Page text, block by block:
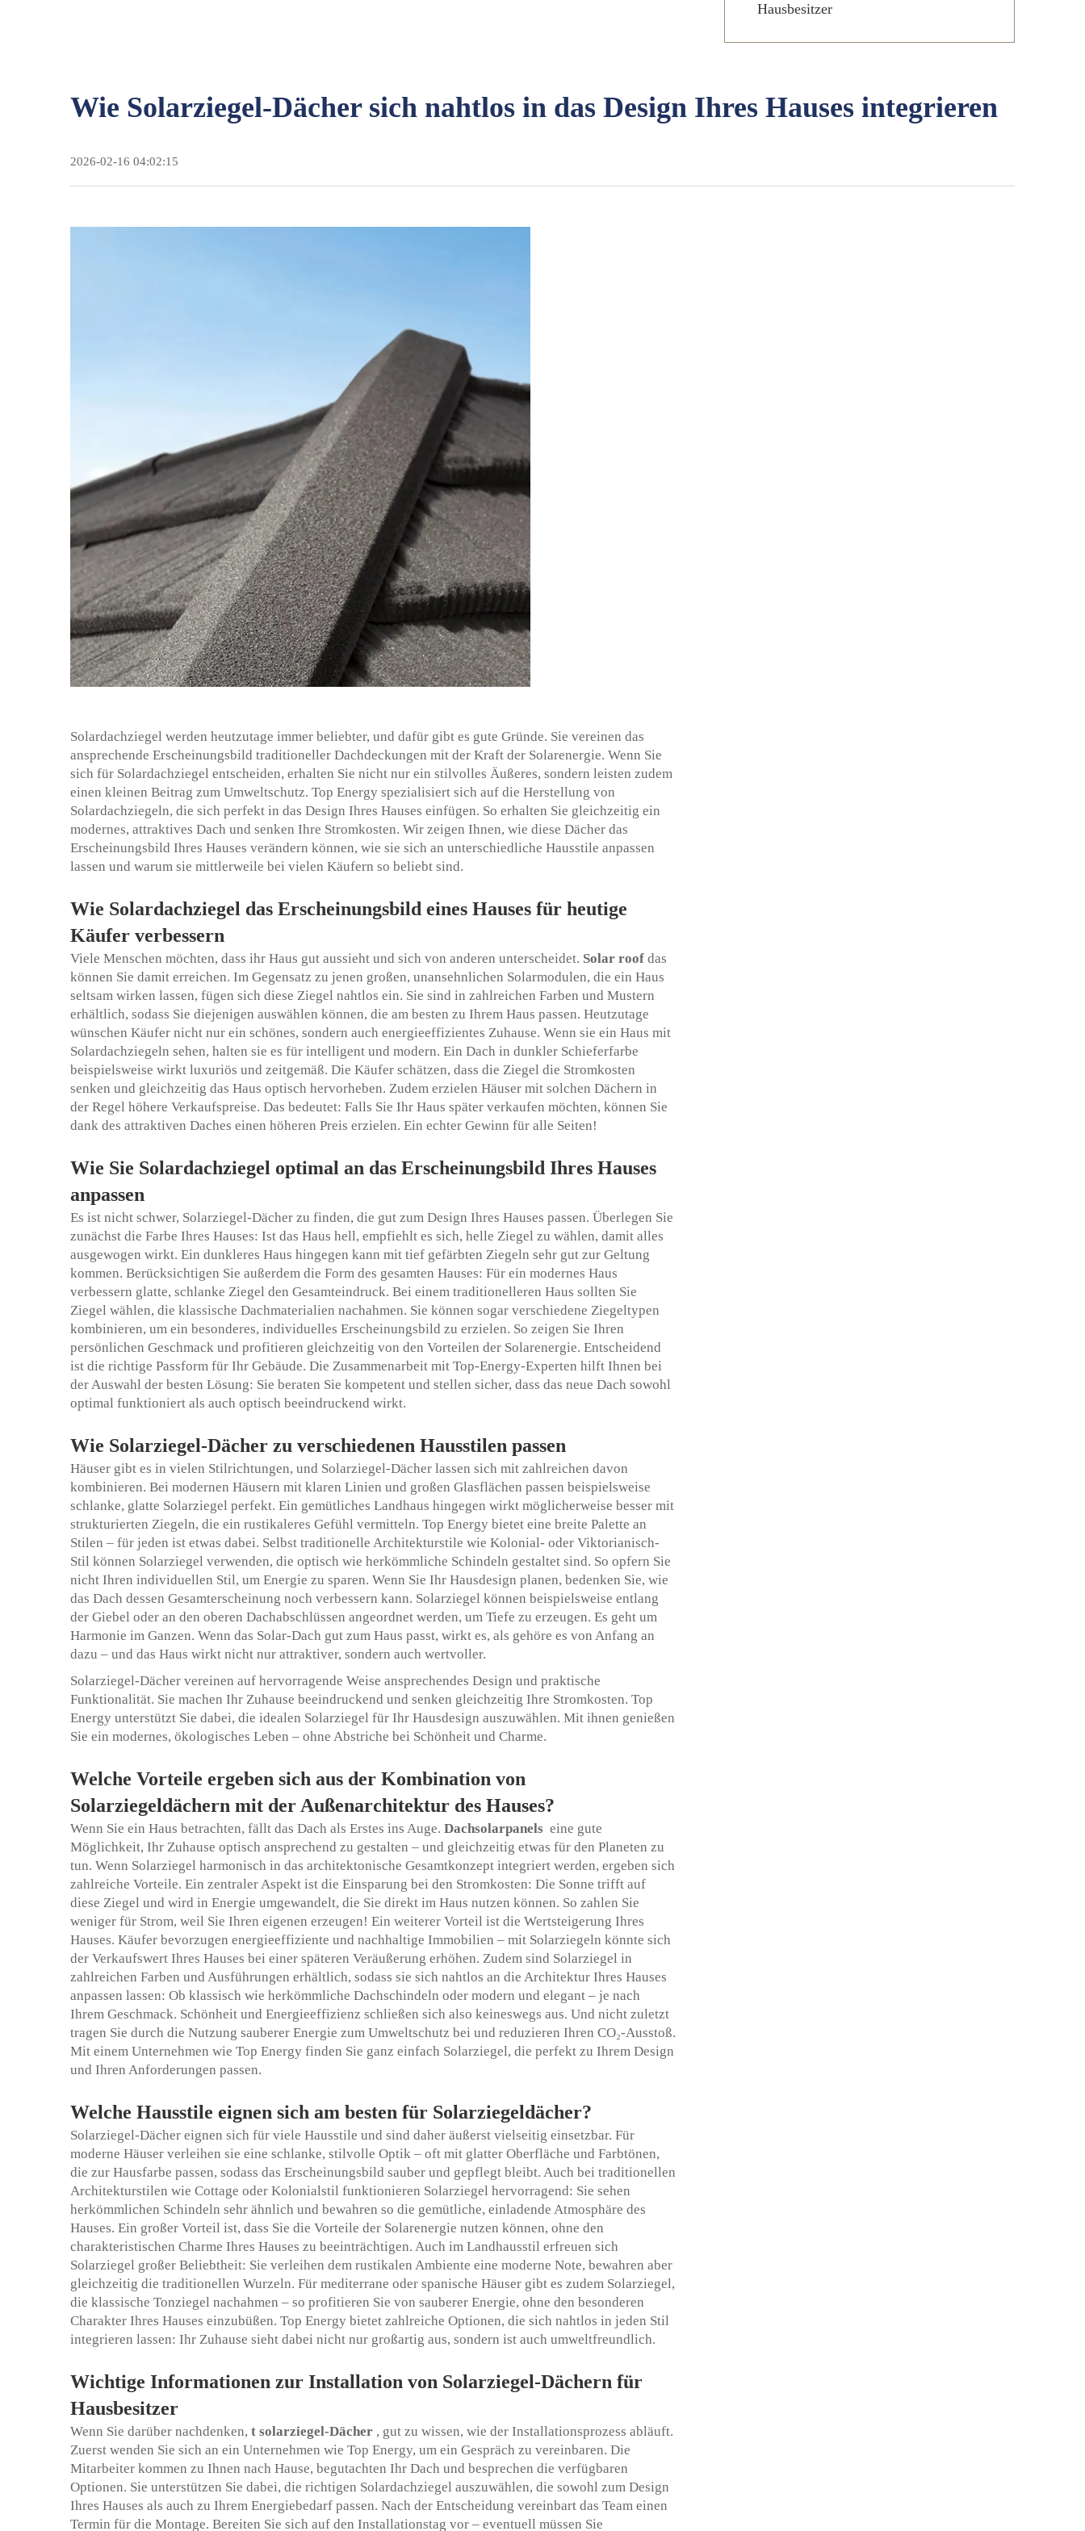
Wie Solarziegel-Dächer sich nahtlos in das Design Ihres Hauses integrieren
2026-02-16 04:02:15
Solardachziegel werden heutzutage immer beliebter, und dafür gibt es gute Gründe. Sie vereinen das
ansprechende Erscheinungsbild traditioneller Dachdeckungen mit der Kraft der Solarenergie. Wenn Sie
sich für Solardachziegel entscheiden, erhalten Sie nicht nur ein stilvolles Äußeres, sondern leisten zudem
einen kleinen Beitrag zum Umweltschutz. Top Energy spezialisiert sich auf die Herstellung von
Solardachziegeln, die sich perfekt in das Design Ihres Hauses einfügen. So erhalten Sie gleichzeitig ein
modernes, attraktives Dach und senken Ihre Stromkosten. Wir zeigen Ihnen, wie diese Dächer das
Erscheinungsbild Ihres Hauses verändern können, wie sie sich an unterschiedliche Hausstile anpassen
lassen und warum sie mittlerweile bei vielen Käufern so beliebt sind.
Wie Solardachziegel das Erscheinungsbild eines Hauses für heutige
Käufer verbessern
Viele Menschen möchten, dass ihr Haus gut aussieht und sich von anderen unterscheidet. Solar roof das
können Sie damit erreichen. Im Gegensatz zu jenen großen, unansehnlichen Solarmodulen, die ein Haus
seltsam wirken lassen, fügen sich diese Ziegel nahtlos ein. Sie sind in zahlreichen Farben und Mustern
erhältlich, sodass Sie diejenigen auswählen können, die am besten zu Ihrem Haus passen. Heutzutage
wünschen Käufer nicht nur ein schönes, sondern auch energieeffizientes Zuhause. Wenn sie ein Haus mit
Solardachziegeln sehen, halten sie es für intelligent und modern. Ein Dach in dunkler Schieferfarbe
beispielsweise wirkt luxuriös und zeitgemäß. Die Käufer schätzen, dass die Ziegel die Stromkosten
senken und gleichzeitig das Haus optisch hervorheben. Zudem erzielen Häuser mit solchen Dächern in
der Regel höhere Verkaufspreise. Das bedeutet: Falls Sie Ihr Haus später verkaufen möchten, können Sie
dank des attraktiven Daches einen höheren Preis erzielen. Ein echter Gewinn für alle Seiten!
Wie Sie Solardachziegel optimal an das Erscheinungsbild Ihres Hauses
anpassen
Es ist nicht schwer, Solarziegel-Dächer zu finden, die gut zum Design Ihres Hauses passen. Überlegen Sie
zunächst die Farbe Ihres Hauses: Ist das Haus hell, empfiehlt es sich, helle Ziegel zu wählen, damit alles
ausgewogen wirkt. Ein dunkleres Haus hingegen kann mit tief gefärbten Ziegeln sehr gut zur Geltung
kommen. Berücksichtigen Sie außerdem die Form des gesamten Hauses: Für ein modernes Haus
verbessern glatte, schlanke Ziegel den Gesamteindruck. Bei einem traditionelleren Haus sollten Sie
Ziegel wählen, die klassische Dachmaterialien nachahmen. Sie können sogar verschiedene Ziegeltypen
kombinieren, um ein besonderes, individuelles Erscheinungsbild zu erzielen. So zeigen Sie Ihren
persönlichen Geschmack und profitieren gleichzeitig von den Vorteilen der Solarenergie. Entscheidend
ist die richtige Passform für Ihr Gebäude. Die Zusammenarbeit mit Top-Energy-Experten hilft Ihnen bei
der Auswahl der besten Lösung: Sie beraten Sie kompetent und stellen sicher, dass das neue Dach sowohl
optimal funktioniert als auch optisch beeindruckend wirkt.
Wie Solarziegel-Dächer zu verschiedenen Hausstilen passen
Häuser gibt es in vielen Stilrichtungen, und Solarziegel-Dächer lassen sich mit zahlreichen davon
kombinieren. Bei modernen Häusern mit klaren Linien und großen Glasflächen passen beispielsweise
schlanke, glatte Solarziegel perfekt. Ein gemütliches Landhaus hingegen wirkt möglicherweise besser mit
strukturierten Ziegeln, die ein rustikaleres Gefühl vermitteln. Top Energy bietet eine breite Palette an
Stilen – für jeden ist etwas dabei. Selbst traditionelle Architekturstile wie Kolonial- oder Viktorianisch-
Stil können Solarziegel verwenden, die optisch wie herkömmliche Schindeln gestaltet sind. So opfern Sie
nicht Ihren individuellen Stil, um Energie zu sparen. Wenn Sie Ihr Hausdesign planen, bedenken Sie, wie
das Dach dessen Gesamterscheinung noch verbessern kann. Solarziegel können beispielsweise entlang
der Giebel oder an den oberen Dachabschlüssen angeordnet werden, um Tiefe zu erzeugen. Es geht um
Harmonie im Ganzen. Wenn das Solar-Dach gut zum Haus passt, wirkt es, als gehöre es von Anfang an
dazu – und das Haus wirkt nicht nur attraktiver, sondern auch wertvoller.
Solarziegel-Dächer vereinen auf hervorragende Weise ansprechendes Design und praktische
Funktionalität. Sie machen Ihr Zuhause beeindruckend und senken gleichzeitig Ihre Stromkosten. Top
Energy unterstützt Sie dabei, die idealen Solarziegel für Ihr Hausdesign auszuwählen. Mit ihnen genießen
Sie ein modernes, ökologisches Leben – ohne Abstriche bei Schönheit und Charme.
Welche Vorteile ergeben sich aus der Kombination von
Solarziegeldächern mit der Außenarchitektur des Hauses?
Wenn Sie ein Haus betrachten, fällt das Dach als Erstes ins Auge. Dachsolarpanels eine gute
Möglichkeit, Ihr Zuhause optisch ansprechend zu gestalten – und gleichzeitig etwas für den Planeten zu
tun. Wenn Solarziegel harmonisch in das architektonische Gesamtkonzept integriert werden, ergeben sich
zahlreiche Vorteile. Ein zentraler Aspekt ist die Einsparung bei den Stromkosten: Die Sonne trifft auf
diese Ziegel und wird in Energie umgewandelt, die Sie direkt im Haus nutzen können. So zahlen Sie
weniger für Strom, weil Sie Ihren eigenen erzeugen! Ein weiterer Vorteil ist die Wertsteigerung Ihres
Hauses. Käufer bevorzugen energieeffiziente und nachhaltige Immobilien – mit Solarziegeln könnte sich
der Verkaufswert Ihres Hauses bei einer späteren Veräußerung erhöhen. Zudem sind Solarziegel in
zahlreichen Farben und Ausführungen erhältlich, sodass sie sich nahtlos an die Architektur Ihres Hauses
anpassen lassen: Ob klassisch wie herkömmliche Dachschindeln oder modern und elegant – je nach
Ihrem Geschmack. Schönheit und Energieeffizienz schließen sich also keineswegs aus. Und nicht zuletzt
tragen Sie durch die Nutzung sauberer Energie zum Umweltschutz bei und reduzieren Ihren CO₂-Ausstoß.
Mit einem Unternehmen wie Top Energy finden Sie ganz einfach Solarziegel, die perfekt zu Ihrem Design
und Ihren Anforderungen passen.
Welche Hausstile eignen sich am besten für Solarziegeldächer?
Solarziegel-Dächer eignen sich für viele Hausstile und sind daher äußerst vielseitig einsetzbar. Für
moderne Häuser verleihen sie eine schlanke, stilvolle Optik – oft mit glatter Oberfläche und Farbtönen,
die zur Hausfarbe passen, sodass das Erscheinungsbild sauber und gepflegt bleibt. Auch bei traditionellen
Architekturstilen wie Cottage oder Kolonialstil funktionieren Solarziegel hervorragend: Sie sehen
herkömmlichen Schindeln sehr ähnlich und bewahren so die gemütliche, einladende Atmosphäre des
Hauses. Ein großer Vorteil ist, dass Sie die Vorteile der Solarenergie nutzen können, ohne den
charakteristischen Charme Ihres Hauses zu beeinträchtigen. Auch im Landhausstil erfreuen sich
Solarziegel großer Beliebtheit: Sie verleihen dem rustikalen Ambiente eine moderne Note, bewahren aber
gleichzeitig die traditionellen Wurzeln. Für mediterrane oder spanische Häuser gibt es zudem Solarziegel,
die klassische Tonziegel nachahmen – so profitieren Sie von sauberer Energie, ohne den besonderen
Charakter Ihres Hauses einzubüßen. Top Energy bietet zahlreiche Optionen, die sich nahtlos in jeden Stil
integrieren lassen: Ihr Zuhause sieht dabei nicht nur großartig aus, sondern ist auch umweltfreundlich.
Wichtige Informationen zur Installation von Solarziegel-Dächern für
Hausbesitzer
Wenn Sie darüber nachdenken, t solarziegel-Dächer , gut zu wissen, wie der Installationsprozess abläuft.
Zuerst wenden Sie sich an ein Unternehmen wie Top Energy, um ein Gespräch zu vereinbaren. Die
Mitarbeiter kommen zu Ihnen nach Hause, begutachten Ihr Dach und besprechen die verfügbaren
Optionen. Sie unterstützen Sie dabei, die richtigen Solardachziegel auszuwählen, die sowohl zum Design
Ihres Hauses als auch zu Ihrem Energiebedarf passen. Nach der Entscheidung vereinbart das Team einen
Termin für die Montage. Bereiten Sie sich auf den Installationstag vor – eventuell müssen Sie
Hausbesitzer